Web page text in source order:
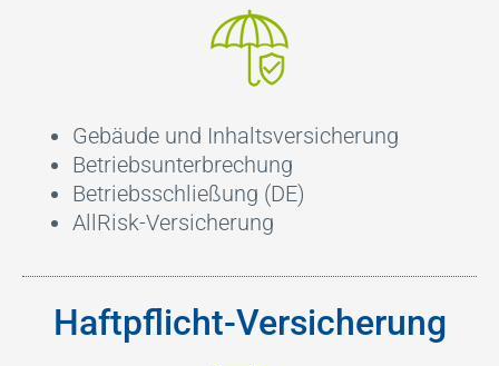
Gebäude und Inhaltsversicherung
Betriebsunterbrechung
Betriebsschließung (DE)
AllRisk-Versicherung
Haftpflicht-Versicherung